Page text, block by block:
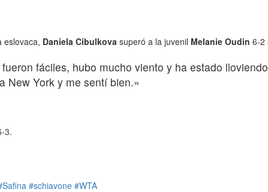
eslovaca, Daniela Cibulkova superó a la juvenil Melanie Oudin 6-2
fáciles, hubo mucho viento y ha estado
New York y me sentí bien.»
3.
#schiavone #WTA